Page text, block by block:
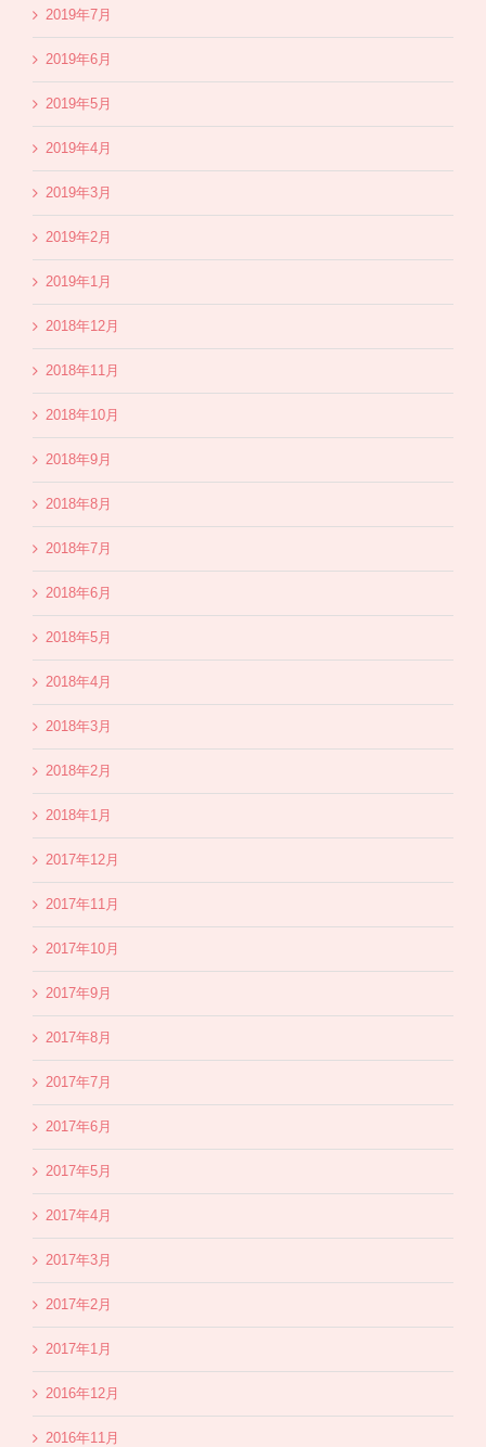
2019年7月
2019年6月
2019年5月
2019年4月
2019年3月
2019年2月
2019年1月
2018年12月
2018年11月
2018年10月
2018年9月
2018年8月
2018年7月
2018年6月
2018年5月
2018年4月
2018年3月
2018年2月
2018年1月
2017年12月
2017年11月
2017年10月
2017年9月
2017年8月
2017年7月
2017年6月
2017年5月
2017年4月
2017年3月
2017年2月
2017年1月
2016年12月
2016年11月